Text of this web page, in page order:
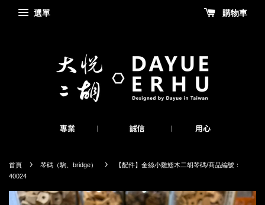
選單 購物車
首頁 › 琴碼（駒、bridge） ›
【配件】金絲小雞翅木二胡琴碼/商品編號：
40024